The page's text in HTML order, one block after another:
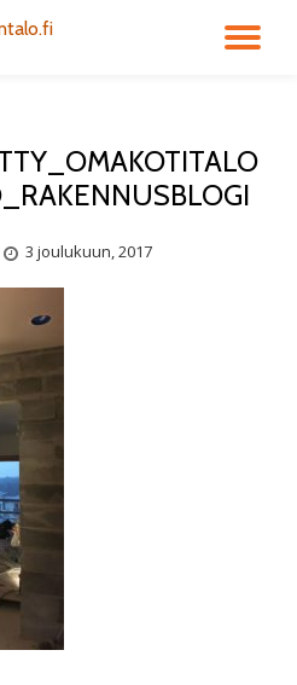
3 joulukuun, 2017